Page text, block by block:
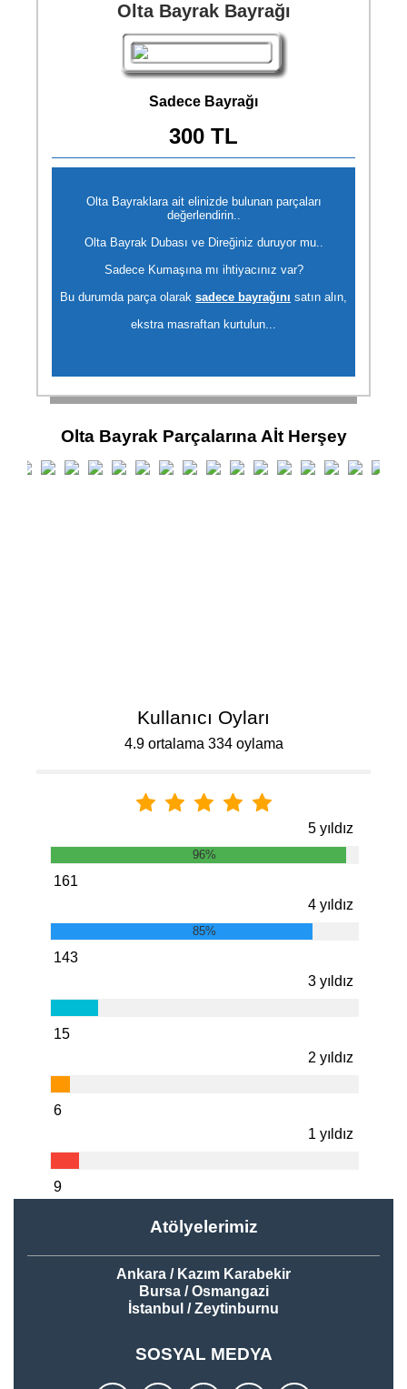
Olta Bayrak Bayrağı
Sadece Bayrağı
300 TL
Olta Bayraklara ait elinizde bulunan parçaları
değerlendirin..
Olta Bayrak Dubası ve Direğiniz duruyor mu..
Sadece Kumaşına mı ihtiyacınız var?
Bu durumda parça olarak sadece bayrağını satın alın,
ekstra masraftan kurtulun...
Olta Bayrak Parçalarına Aİt Herşey
Kullanıcı Oyları
4.9 ortalama 334 oylama
5 yıldız
96%
161
4 yıldız
85%
143
3 yıldız
15
2 yıldız
6
1 yıldız
9
Atölyelerimiz
Ankara / Kazım Karabekir
Bursa / Osmangazi
İstanbul / Zeytinburnu
SOSYAL MEDYA